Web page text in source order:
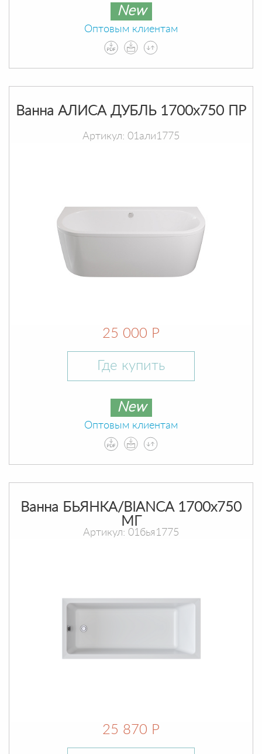
New
Оптовым клиентам
Ванна АЛИСА ДУБЛЬ 1700х750 ПР
Артикул: 01али1775
25 000 Р
Где купить
New
Оптовым клиентам
Ванна БЬЯНКА/BIANCA 1700х750
МГ
Артикул: 01бья1775
25 870 Р